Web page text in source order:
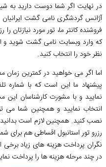
در نهایت اگر شما دوست دارید به
آژانس‌ گردشگری نامی گشت
فروشنده کانتر ما، تور مورد نیازتان
که وارد وبسایت نامی گشت شوید و
نظر خود را انتخاب کنید.
اما اگر می‌ خواهید در کمترین زمان
پیشنهاد ما این است که با
نمایید و با مشورت کارشناسان این
انتخاب نمایید و همچنین شما می
نصب کنید. همچنین لازم است
رزرو تور استانبول اقساطی هم برای
نگران پرداخت هزینه‌ های زیاد برخی
در چند مرحله هزینه‌ ها را پرداخت